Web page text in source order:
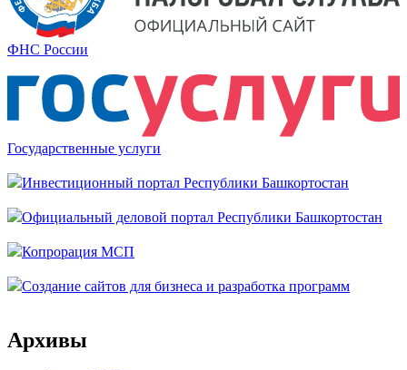
ФНС России
Государственные услуги
Инвестиционный портал Республики Башкортостан
Официальный деловой портал Республики Башкортостан
Копрорация МСП
Создание сайтов для бизнеса и разработка программ
Архивы